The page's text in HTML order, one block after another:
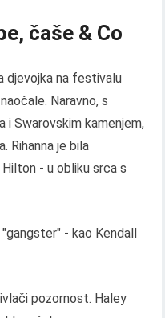
čaše & Co
djevojka na festivalu
Naravno, s
i Swarovskim kamenjem,
Rihanna je bila
- u obliku srca s
"gangster" - kao Kendall
pozornost. Haley